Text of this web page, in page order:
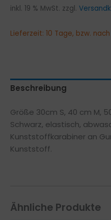
Menge
inkl. 19 % MwSt. zzgl.
Lieferzeit: 10 Tage, bzw.
Beschreibung
Größe 30cm S, 40 cm M,
Schwarz, elastisch,
Kunststoffkarabiner an
Kunststoff.
Ähnliche Produkte